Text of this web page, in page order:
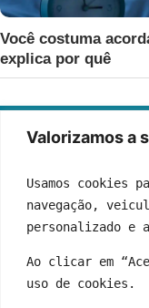
Valorizamos a
Usamos cookies
navegação,
personalizado e
Ao clicar em
uso de cookies.
Você costuma
explica por quê